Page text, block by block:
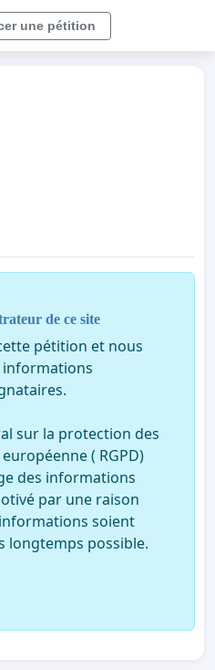
une pétition
de ce site
pétition et nous
informations
sur la protection des
( RGPD)
des informations
par une raison
soient
longtemps possible.